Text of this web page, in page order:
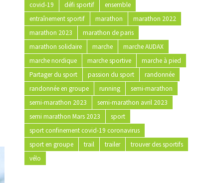
covid-19
défi sportif
ensemble
entraînement sportif
marathon
marathon 2022
marathon 2023
marathon de paris
marathon solidaire
marche
marche AUDAX
marche nordique
marche sportive
marche à pied
Partager du sport
passion du sport
randonnée
randonnée en groupe
running
semi-marathon
semi-marathon 2023
semi-marathon avril 2023
semi marathon Mars 2023
sport
sport confinement covid-19 coronavirus
sport en groupe
trail trailer
trouver des sportifs
vélo